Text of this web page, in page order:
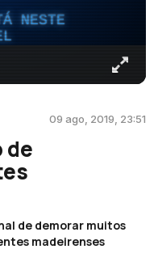
NESTE
09 ago, 2019, 23:51
de
de demorar muitos
madeirenses